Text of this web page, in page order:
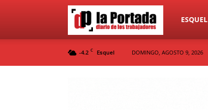
Diario
ESQUEL
-4.2 C Esquel DOMINGO, AGOSTO 9, 2026